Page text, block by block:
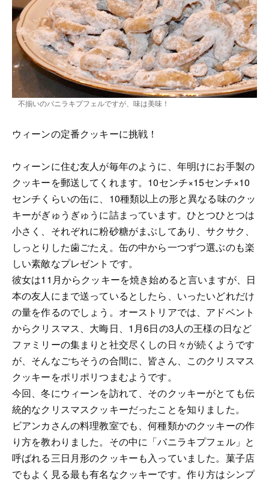
不揃いのバニラキプフェルですが、味は美味！
ウィーンの定番クッキーに挑戦！
ウィーンに住む友人が毎年のように、年明けにお手製の
クッキーを郵送してくれます。10センチ×15センチ×10
センチくらいの缶に、10種類以上の形と異なる味のクッ
キーがぎゅうぎゅうに詰まっています。ひとつひとつは
小さく、それぞれに粉砂糖がまぶしてあり、サクサク、
しっとりした歯ごたえ。缶の中から一つずつ選ぶのも楽
しい素敵なプレゼントです。
彼女は11月からクッキーを焼き始めると言いますが、日
本の友人にまで送っているとしたら、いったいどれだけ
の量を作るのでしょう。オーストリアでは、アドベント
からクリスマス、大晦日、1月6日の3人の王様の日など
ファミリーの集まりと社交尽くしの日々が続くようです
が、そんなごちそうの合間に、皆さん、このクリスマス
クッキーをポリポリつまむようです。
今回、冬にウィーンを訪れて、そのクッキーがとても伝
統的なクリスマスクッキーだったことを知りました。
ビアンカさんの料理教室でも、何種類かのクッキーの作
り方を教わりました。その中に「バニラキプフェル」と
呼ばれる三日月形のクッキーも入っていました。菓子店
でもよく見る最も有名なクッキーです。作り方はシンプ